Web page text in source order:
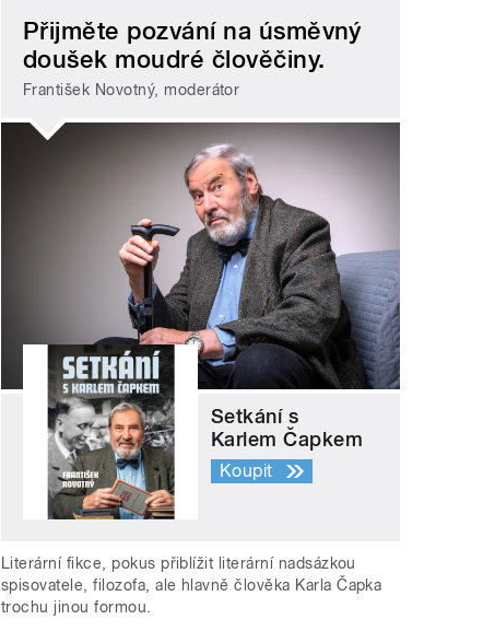
Přijměte pozvání na úsměvný
doušek moudré člověčiny.
František Novotný, moderátor
Setkání s
Karlem Čapkem
Koupit
Literární fikce, pokus přiblížit literární nadsázkou
spisovatele, filozofa, ale hlavně člověka Karla Čapka
trochu jinou formou.